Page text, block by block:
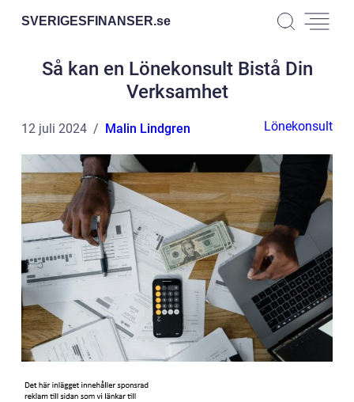
SVERIGESFINANSER.se
Så kan en Lönekonsult Bistå Din
Verksamhet
12 juli 2024 Malin Lindgren Lönekonsult